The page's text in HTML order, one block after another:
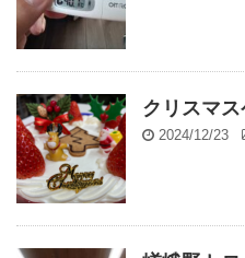
クリスマ
2024/12/23